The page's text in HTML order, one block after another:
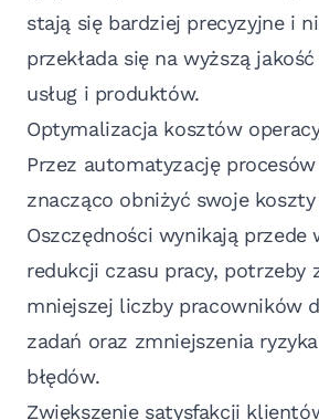
stają się bardziej precyzyjne i
przekłada się na wyższą
usług i produktów.
Optymalizacja kosztów
Przez automatyzację
znacząco obniżyć swoje
Oszczędności wynikają przede
redukcji czasu pracy, potrzeby
mniejszej liczby pracowników
zadań oraz zmniejszenia
błędów.
Zwiększenie satysfakcji